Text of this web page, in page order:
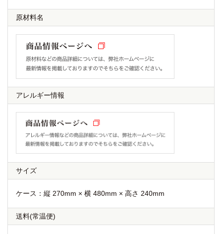
原材料名
アレルギー情報
サイズ
ケース：縦 270mm × 横 480mm × 高さ 240mm
送料(常温便)